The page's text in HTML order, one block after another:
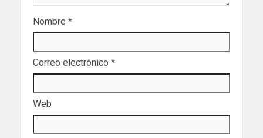
Nombre *
Correo electrónico *
Web